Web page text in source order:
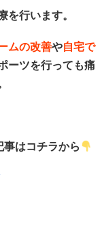
を行います。
ムの改善や自宅で
ーツを行っても痛
はコチラから